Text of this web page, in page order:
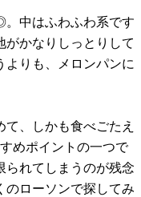
中はふわふわ系です
がかなりしっとりして
よりも、メロンパンに
、しかも食べごたえ
めポイントの一つで
られてしまうのが残念
のローソンで探してみ